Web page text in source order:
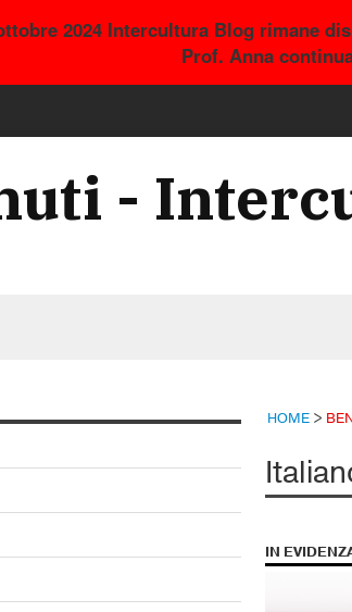
2024 Intercultura Blog rimane
Prof. Anna
-
HOME>
IN